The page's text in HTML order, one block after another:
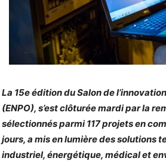
La 15e édition du Salon de
(ENPO), s’est clôturée mardi par la
sélectionnés parmi 117 projets en
jours, a mis en lumière des solutions
industriel, énergétique, médical et